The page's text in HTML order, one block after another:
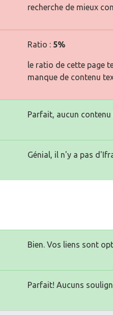
recherche de mieux
Ratio : 5%
le ratio de cette page
manque de contenu
Parfait, aucun contenu
Génial, il n'y a pas
Bien. Vos liens sont
Parfait! Aucuns